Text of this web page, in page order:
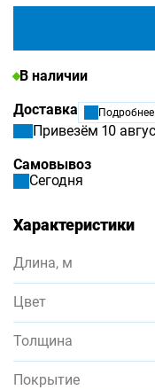
В наличии
Доставка
Подробнее
Привезём 10
Самовывоз
Сегодня
Характеристики
Длина, м
Цвет
Толщина
Покрытие